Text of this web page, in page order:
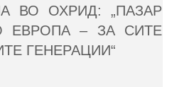
ВО ОХРИД: „ПАЗАР
ЕВРОПА – ЗА СИТЕ
ГЕНЕРАЦИИ“